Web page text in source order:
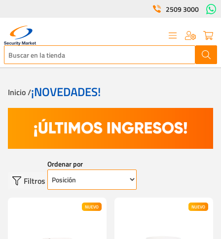
2509 3000
Inicio /¡NOVEDADES!
Filtros
Ordenar por
NUEVO NUEVO